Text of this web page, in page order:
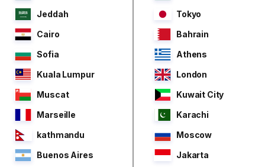
Jeddah
Tokyo
Cairo
Bahrain
Sofia
Athens
Kuala Lumpur
London
Muscat
Kuwait City
Marseille
Karachi
kathmandu
Moscow
Buenos Aires
Jakarta